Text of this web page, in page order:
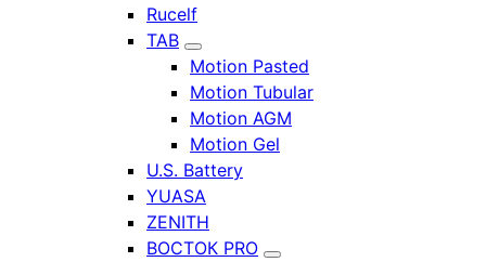
Rucelf
TAB
Motion Pasted
Motion Tubular
Motion AGM
Motion Gel
U.S. Battery
YUASA
ZENITH
ВОСТОК PRO